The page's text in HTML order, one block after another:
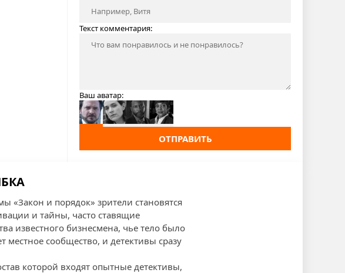
Текст комментария:
Ваш аватар:
ОТПРАВИТЬ
«Закон и порядок» зрители становятся
и тайны, часто ставящие
известного бизнесмена, чье тело было
сообщество, и детективы сразу
которой входят опытные детективы,